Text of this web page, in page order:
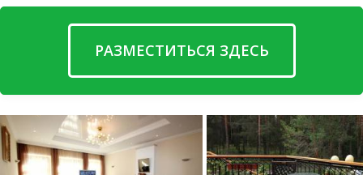
РАЗМЕСТИТЬСЯ ЗДЕСЬ